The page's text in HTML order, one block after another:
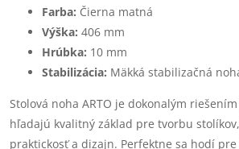
Farba: Čierna matná
Výška: 406 mm
Hrúbka: 10 mm
Stabilizácia: Mäkká stabilizačná
Stolová noha ARTO je dokonalým
hľadajú kvalitný základ pre tvorbu
praktickosť a dizajn. Perfektne sa hodí